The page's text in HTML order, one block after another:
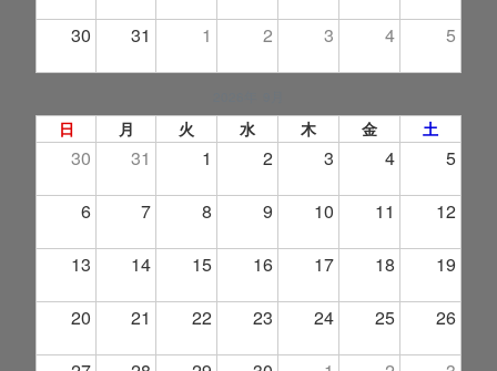
30 31 1 2 3 4 5
日 月 火 水 木 金 土
30 31 1 2 3 4 5
6 7 8 9 10 11 12
13 14 15 16 17 18 19
20 21 22 23 24 25 26